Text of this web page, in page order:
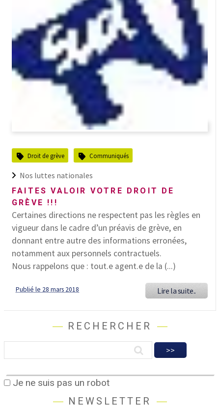
Droit de grève Communiqués
Nos luttes nationales
FAITES VALOIR VOTRE DROIT DE
GRÈVE !!!
Certaines directions ne respectent pas les règles en
vigueur dans le cadre d’un préavis de grève, en
donnant entre autre des informations erronées,
notamment aux personnels contractuels.
Nous rappelons que : tout.e agent.e de la (...)
Publié le 28 mars 2018 Lire la suite..
RECHERCHER
Je ne suis pas un robot
NEWSLETTER